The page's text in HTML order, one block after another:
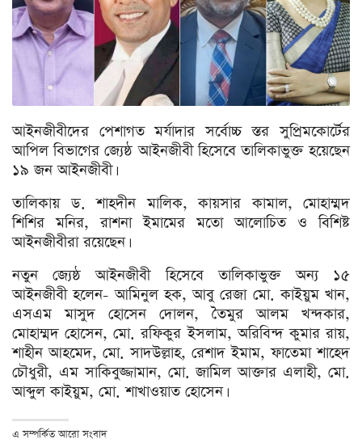
আইনজীবীদের পেশাগত মর্যাদার সর্বোচ্চ স্তর সুপ্রিমকোর্টের
আপিল বিভাগের জ্যেষ্ঠ আইনজীবী হিসেবে তালিকাভুক্ত হয়েছেন
১৯ জন আইনজীবী।
তালিকায় ড. শাহদীন মালিক, কায়সার কামাল, মোহাম্মদ
শিশির মনির, রাশনা ইমামের মতো আলোচিত ও বিশিষ্ট
আইনজীবীরা রয়েছেন।
নতুন জ্যেষ্ঠ আইনজীবী হিসেবে তালিকাভুক্ত অন্য ১৫
আইনজীবী হলেন- আমিনুল হক, আবু রেজা মো. কাইয়ুম খান,
এসএম মাসুদ হোসেন দোলন, তৈমুর আলম খন্দকার,
মোহাম্মদ হোসেন, মো. রফিকুর ইসলাম, অরিবিন্দ কুমার রায়,
শাহীন আহমেদ, মো. সাদউল্লাহ, রেশাদ ইমাম, ফাতেমা শাহেদ
চৌধুরী, এম সাকিবুজ্জামান, মো. জামিল আক্তার এলাহী, মো.
আব্দুল কাইয়ুম, মো. শাখাওয়াত হোসেন।
এ সম্পর্কিত আরো সংবাদ